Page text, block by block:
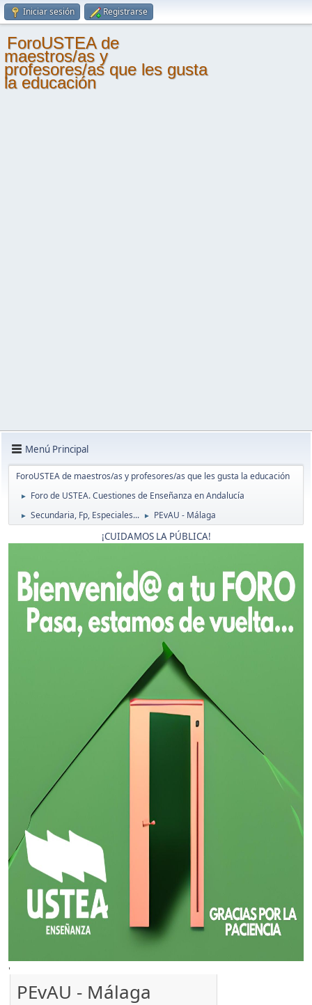
Iniciar sesión Registrarse
ForoUSTEA de
maestros/as y
profesores/as que les gusta
la educación
Menú Principal
ForoUSTEA de maestros/as y profesores/as que les gusta la educación
► Foro de USTEA. Cuestiones de Enseñanza en Andalucía
► Secundaria, Fp, Especiales... ► PEvAU - Málaga
¡CUIDAMOS LA PÚBLICA!
'
PEvAU - Málaga